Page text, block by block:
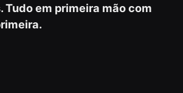
Tudo em primeira mão com